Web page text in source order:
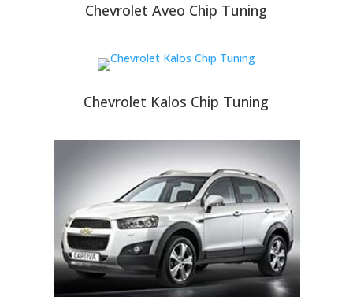
Chevrolet Aveo Chip Tuning
Chevrolet Kalos Chip Tuning